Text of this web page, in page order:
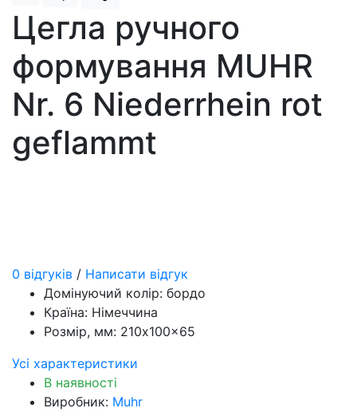
Цегла ручного
формування MUHR
Nr. 6 Niederrhein rot
geflammt
0 відгуків / Написати відгук
Домінуючий колір: бордо
Країна: Німеччина
Розмір, мм: 210x100x65
Усі характеристики
В наявності
Виробник: Muhr